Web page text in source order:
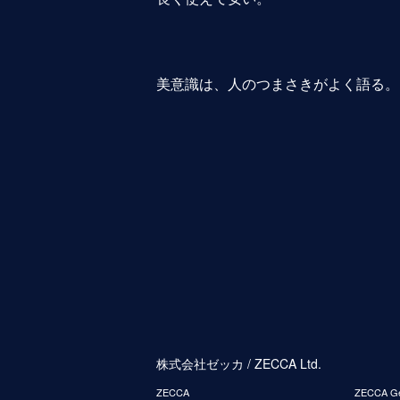
美意識は、人のつまさきがよく語る。
株式会社ゼッカ / ZECCA Ltd.
ZECCA ZECCA